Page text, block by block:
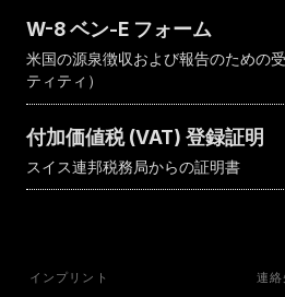
W-8 ベン-E フォーム
米国の源泉徴収および報告のための
ティティ）
付加価値税 (VAT) 登録証明
スイス連邦税務局からの証明書
インプリント 連絡